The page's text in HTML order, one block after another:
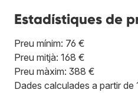
Estadístiques de
Preu mínim: 76 €
Preu mitjà: 168 €
Preu màxim: 388 €
Dades calculades a partir